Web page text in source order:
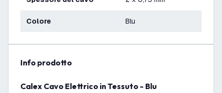
Colore Blu
info prodotto
Calex Cavo Elettrico in Tessuto - Blu